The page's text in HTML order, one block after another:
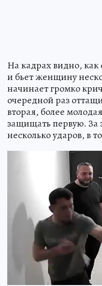
На кадрах видно, как
и бьет женщину
начинает громко
очередной раз
вторая, более
защищать первую. За
несколько ударов, в